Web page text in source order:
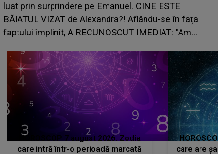
ESTE
se în fața
"Am
care riscă să rămână fără bani. O
grabă îi aduce pierderi
planurile peste cap
HOROSCOP 7 august 2026. Zodia
care intră într-o perioadă marcată
care are